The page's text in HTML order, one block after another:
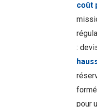
coût
:
pour